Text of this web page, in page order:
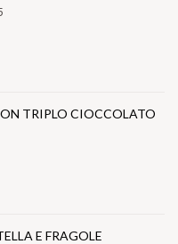
TRIPLO CIOCCOLATO
E FRAGOLE